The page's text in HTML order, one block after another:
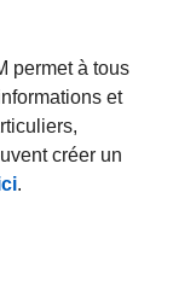
permet à tous
et
créer un
.